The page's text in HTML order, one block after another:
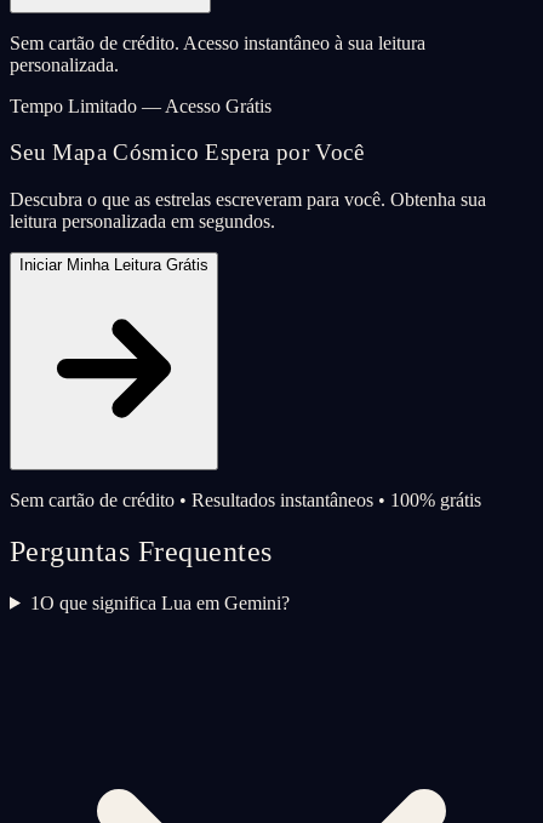
Sem cartão de crédito. Acesso instantâneo à sua leitura
personalizada.
Tempo Limitado — Acesso Grátis
Seu Mapa Cósmico Espera por Você
Descubra o que as estrelas escreveram para você. Obtenha sua
leitura personalizada em segundos.
Iniciar Minha Leitura Grátis
Sem cartão de crédito • Resultados instantâneos • 100% grátis
Perguntas Frequentes
1O que significa Lua em Gemini?